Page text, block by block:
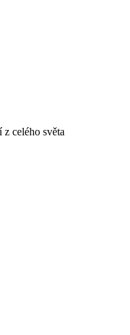
celého světa